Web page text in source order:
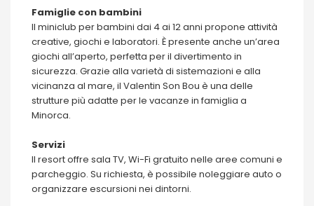
Famiglie con bambini
Il miniclub per bambini dai 4 ai 12 anni propone attività
creative, giochi e laboratori. È presente anche un’area
giochi all’aperto, perfetta per il divertimento in
sicurezza. Grazie alla varietà di sistemazioni e alla
vicinanza al mare, il Valentin Son Bou è una delle
strutture più adatte per le vacanze in famiglia a
Minorca.
Servizi
Il resort offre sala TV, Wi-Fi gratuito nelle aree comuni e
parcheggio. Su richiesta, è possibile noleggiare auto o
organizzare escursioni nei dintorni.